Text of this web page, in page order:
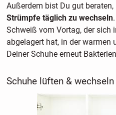
Außerdem bist Du gut beraten,
Strümpfe täglich zu wechseln
Schweiß vom Vortag, der sich
abgelagert hat, in der warmen
Deiner Schuhe erneut
Schuhe lüften & wechseln